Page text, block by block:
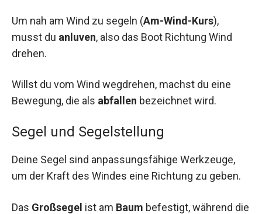
Um nah am Wind zu segeln (Am-Wind-Kurs),
musst du anluven, also das Boot Richtung Wind
drehen.
Willst du vom Wind wegdrehen, machst du eine
Bewegung, die als abfallen bezeichnet wird.
Segel und Segelstellung
Deine Segel sind anpassungsfähige Werkzeuge,
um der Kraft des Windes eine Richtung zu geben.
Das Großsegel ist am Baum befestigt, während die